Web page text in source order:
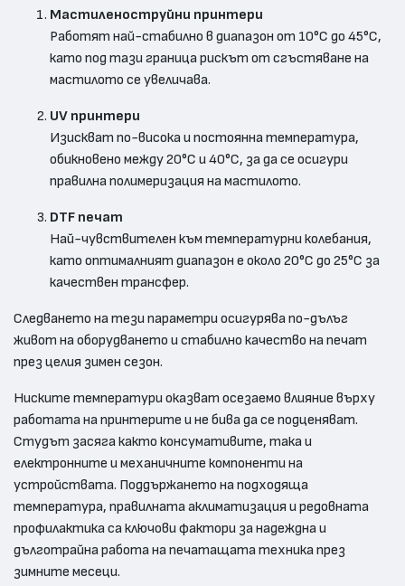
Мастиленоструйни принтери
Работят най-стабилно в диапазон от 10°C до 45°C,
като под тази граница рискът от сгъстяване на
мастилото се увеличава.
UV принтери
Изискват по-висока и постоянна температура,
обикновено между 20°C и 40°C, за да се осигури
правилна полимеризация на мастилото.
DTF печат
Най-чувствителен към температурни колебания,
като оптималният диапазон е около 20°C до 25°C за
качествен трансфер.
Следването на тези параметри осигурява по-дълъг
живот на оборудването и стабилно качество на печат
през целия зимен сезон.
Ниските температури оказват осезаемо влияние върху
работата на принтерите и не бива да се подценяват.
Студът засяга както консумативите, така и
електронните и механичните компоненти на
устройствата. Поддържането на подходяща
температура, правилната аклиматизация и редовната
профилактика са ключови фактори за надеждна и
дълготрайна работа на печатащата техника през
зимните месеци.